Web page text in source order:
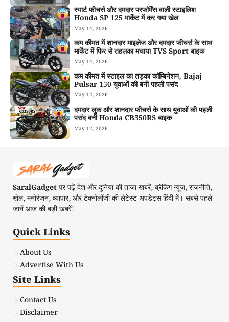
स्मार्ट फीचर्स और दमदार परफॉर्मेंस वाली स्टाइलिश
Honda SP 125 मार्केट में कर गया खेल
May 14, 2026
कम कीमत में शानदार माइलेज और दमदार फीचर्स के साथ
मार्केट में फिर से तहलका मचाया TVS Sport बाइक
May 14, 2026
कम कीमत में स्टाइल का तड़का कॉम्बिनेशन, Bajaj
Pulsar 150 युवाओं की बनी पहली पसंद
May 12, 2026
दमदार लुक और शानदार फीचर्स के साथ युवाओं की पहली
पसंद बनी Honda CB350RS बाइक
May 12, 2026
SaralGadgetपर पढ़ें देश और दुनिया की ताजा खबरें, ब्रेकिंग न्यूज़, राजनीति,
खेल, मनोरंजन, व्यापार, और टेक्नोलॉजी की लेटेस्ट अपडेट्स हिंदी में। सबसे पहले
जानें आज की बड़ी खबरें!
Quick Links
About Us
Advertise With Us
Site Links
Contact Us
Disclaimer